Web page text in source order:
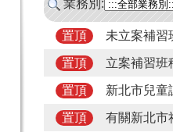
業務別:
置頂 未立案補習
置頂 立案補習班
置頂 新北市兒童
置頂 有關新北市